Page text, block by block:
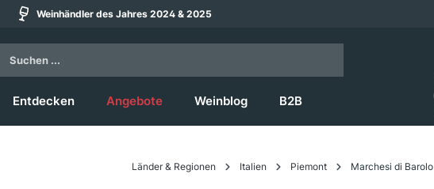
Weinhändler des Jahres 2024 & 2025
Entdecken Angebote Weinblog B2B
Länder & Regionen Italien Piemont Marchesi di Barolo